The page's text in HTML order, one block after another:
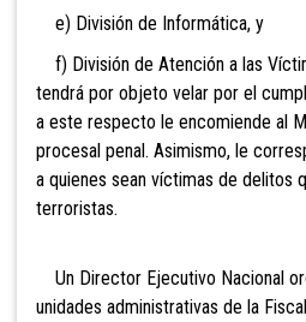
e) División de Informática, y
f) División de Atención a las
tendrá por objeto velar por el
a este respecto le encomiende al
procesal penal. Asimismo, le
a quienes sean víctimas de delitos
terroristas.
Un Director Ejecutivo Nacional
unidades administrativas de la